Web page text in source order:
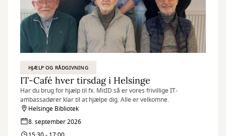
HJÆLP OG RÅDGIVNING
IT-Café hver tirsdag i Helsinge
Har du brug for hjælp til fx. MitID så er vores frivillige IT-
ambassadører klar til at hjælpe dig. Alle er velkomne.
Helsinge Bibliotek
8. september 2026